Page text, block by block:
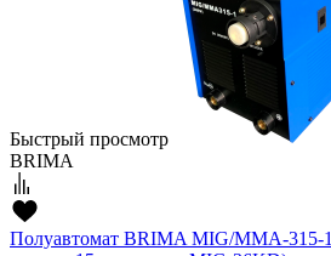
Быстрый просмотр
BRIMA
Полуавтомат BRIMA MIG/MMA-315-